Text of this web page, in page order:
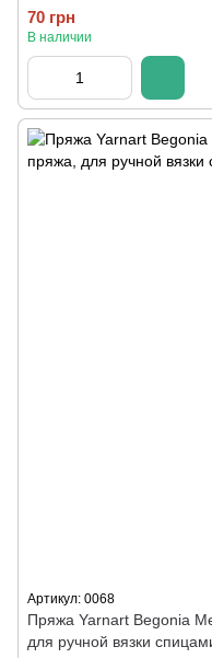
70 грн
В наличии
Артикул: 0068
Пряжа Yarnart Begonia
для ручной вязки